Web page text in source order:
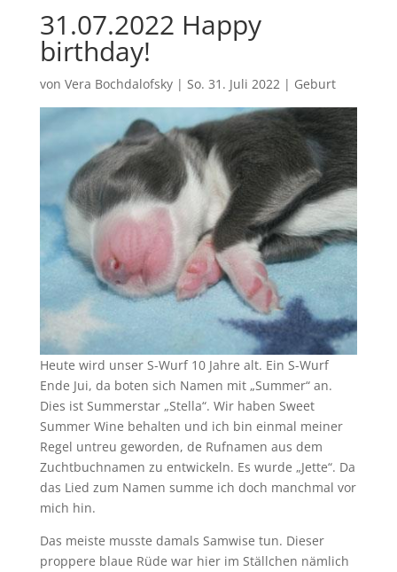
31.07.2022 Happy
birthday!
von Vera Bochdalofsky| So. 31. Juli 2022 | Geburt
Heute wird unser S-Wurf 10 Jahre alt. Ein S-Wurf
Ende Jui, da boten sich Namen mit „Summer“ an.
Dies ist Summerstar „Stella“. Wir haben Sweet
Summer Wine behalten und ich bin einmal meiner
Regel untreu geworden, de Rufnamen aus dem
Zuchtbuchnamen zu entwickeln. Es wurde „Jette“. Da
das Lied zum Namen summe ich doch manchmal vor
mich hin.
Das meiste musste damals Samwise tun. Dieser
proppere blaue Rüde war hier im Ställchen nämlich